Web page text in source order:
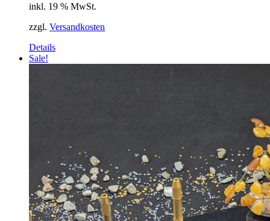
war:
ist:
inkl. 19 % MwSt.
zzgl. Versandkosten
Details
Sale!